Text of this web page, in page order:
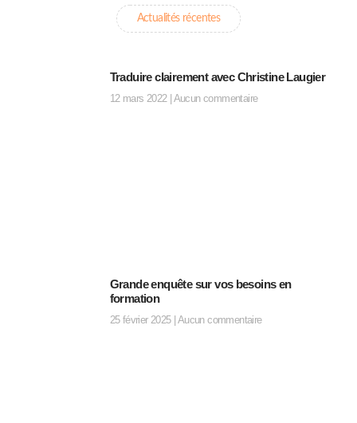
Actualités récentes
Traduire clairement avec Christine Laugier
12 mars 2022 Aucun commentaire
Grande enquête sur vos besoins en
formation
25 février 2025 Aucun commentaire